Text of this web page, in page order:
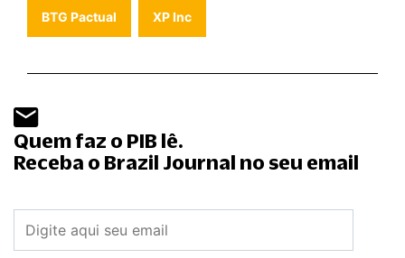
BTG Pactual XP Inc
Quem faz o PIB lê.
Receba o Brazil Journal no seu email